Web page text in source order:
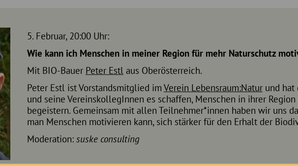
5. Februar, 20:00 Uhr:
Wie kann ich Menschen in meiner Region für mehr Naturschutz
Mit BIO-Bauer Peter Estl aus Oberösterreich.
Peter Estl ist Vorstandsmitglied im Verein Lebensraum:Naturund hat
und seine VereinskollegInnen es schaffen, Menschen in ihrer
begeistern. Gemeinsam mit allen Teilnehmer*innen haben wir uns
man Menschen motivieren kann, sich stärker für den Erhalt der
Moderation: suske consulting